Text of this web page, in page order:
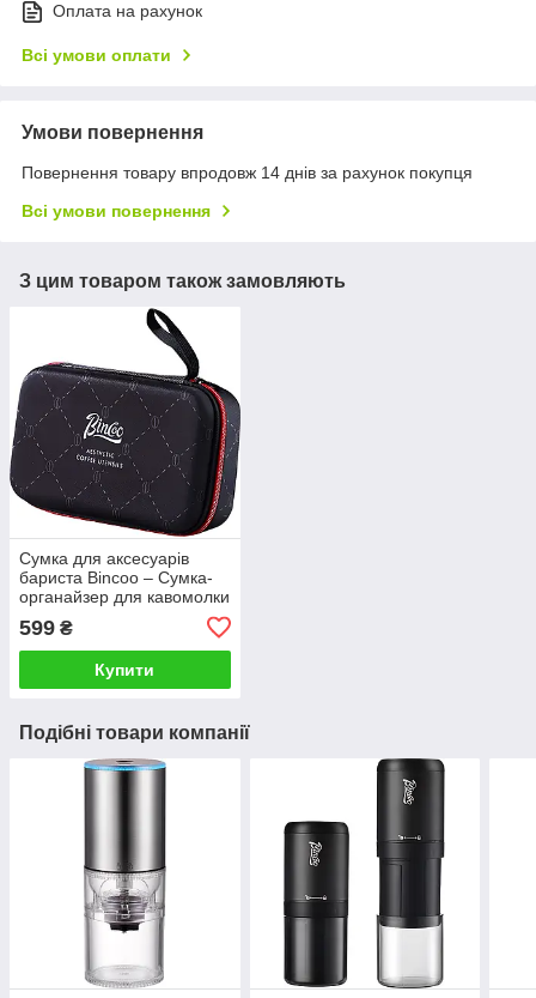
Оплата на рахунок
Всі умови оплати
Умови повернення
Повернення товару впродовж 14 днів за рахунок покупця
Всі умови повернення
З цим товаром також замовляють
Сумка для аксесуарів
бариста Bincoo – Сумка-
органайзер для кавомолки
599 ₴
Купити
Подібні товари компанії